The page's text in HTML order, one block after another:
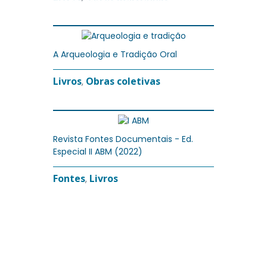
A Arqueologia e Tradição Oral
Livros, Obras coletivas
Revista Fontes Documentais - Ed.
Especial II ABM (2022)
Fontes, Livros